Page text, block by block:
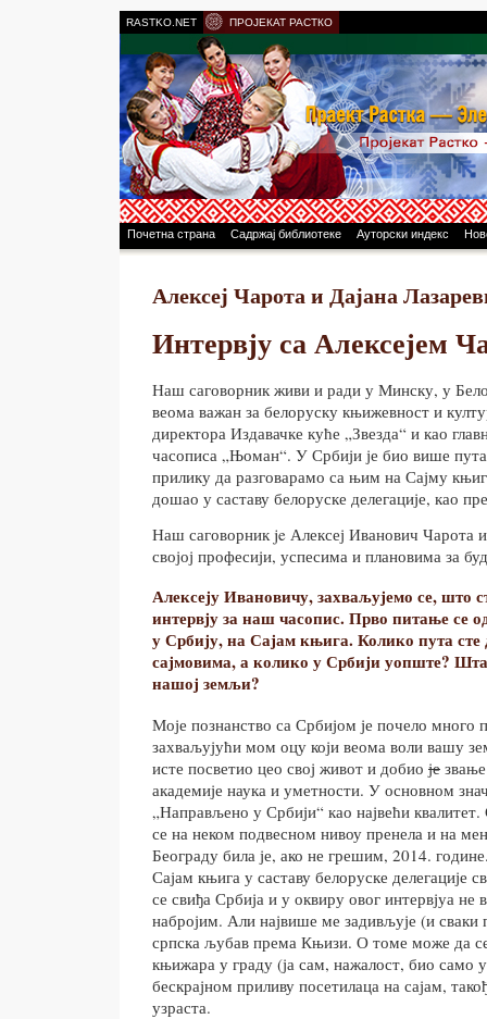
RASTKO.NET ПРОЈЕКАТ РАСТКО
Почетна страна Садржај библиотеке Ауторски индекс
Алексеј Чарота и Дајана
Интервју са Алексејем
Наш саговорник живи и ради у Минску, у
веома важан за белоруску књижевност и
директора Издавачке куће „Звезда“ и као
часописа „Њоман“. У Србији је био више
прилику да разговарамо са њим на Сајму
дошао у саставу белоруске делегације, као
Наш саговорник je Алексеј Иванович Чарота
својој професији, успесима и плановима за
Алексеју Ивановичу, захваљујемо се, што
интервју за наш часопис. Прво питање се
у Србију, на Сајам књига. Колико пута сте
сајмовима, а колико у Србији уопште?
нашој земљи?
Моје познанство са Србијом је почело много
захваљујући мом оцу који веома воли вашу
исте посветио цео свој живот и добио је
академије наука и уметности. У основном
„Направљено у Србији“ као највећи
се на неком подвесном нивоу пренела и на
Београду била је, ако не грешим, 2014.
Сајам књига у саставу белоруске делегације
се свиђа Србија и у оквиру овог интервјуа не
набројим. Али највише ме задивљује (и сваки
српска љубав према Књизи. О томе може да
књижара у граду (ја сам, нажалост, био само
бескрајном приливу посетилаца на сајам,
узраста.